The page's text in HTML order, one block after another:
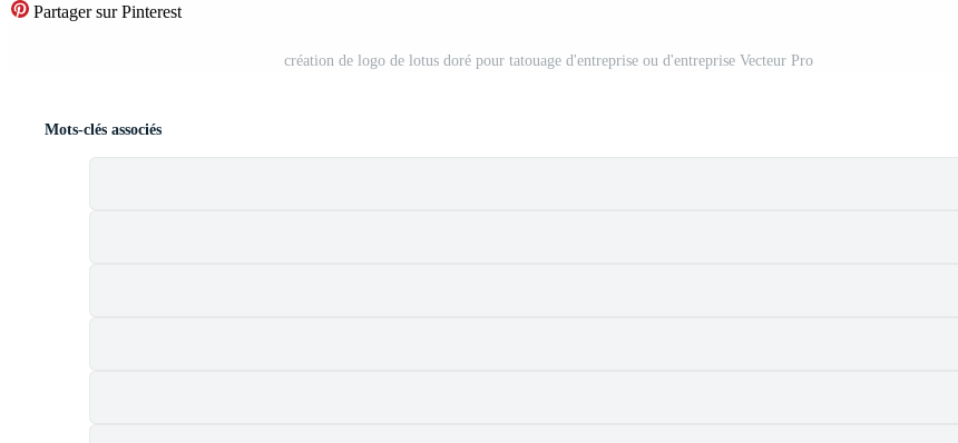
Partager sur Pinterest
création de logo de lotus doré pour tatouage d'entreprise ou d'entreprise Vecteur Pro
Mots-clés associés